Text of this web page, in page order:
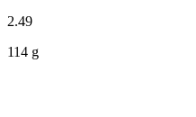
2.49
114 g